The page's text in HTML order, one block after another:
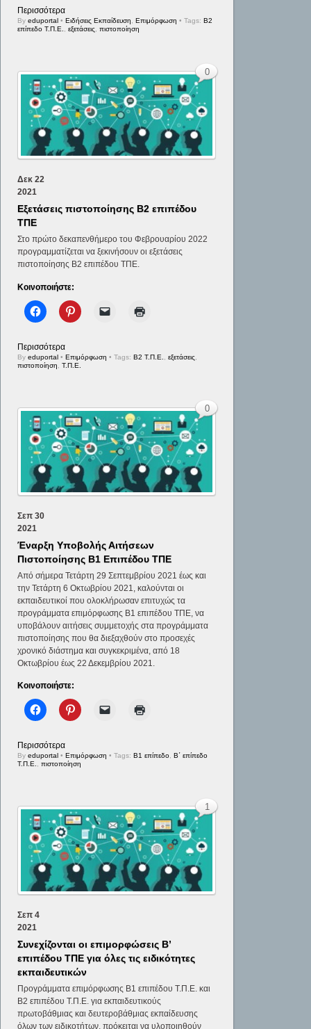
Περισσότερα
Byeduportal • Ειδήσεις Εκπαίδευση ,Επιμόρφωση • Tags:Β2
επίπεδο Τ.Π.Ε.
,εξετάσεις ,πιστοποίηση
Δεκ 22
2021
Εξετάσεις πιστοποίησης Β2 επιπέδου
ΤΠΕ
Στο πρώτο δεκαπενθήμερο του Φεβρουαρίου 2022
προγραμματίζεται να ξεκινήσουν οι εξετάσεις
πιστοποίησης Β2 επιπέδου ΤΠΕ.
Κοινοποιήστε:
Περισσότερα
Byeduportal • Επιμόρφωση
0
• Tags:Β2 Τ.Π.Ε. ,εξετάσεις
πιστοποίηση
,Τ.Π.Ε.
Σεπ 30
2021
Έναρξη Υποβολής Αιτήσεων
Πιστοποίησης Β1 Επιπέδου ΤΠΕ
Από σήμερα Τετάρτη 29 Σεπτεμβρίου 2021 έως και
την Τετάρτη 6 Οκτωβρίου 2021, καλούνται οι
εκπαιδευτικοί που ολοκλήρωσαν επιτυχώς τα
προγράμματα επιμόρφωσης Β1 επιπέδου ΤΠΕ, να
υποβάλουν αιτήσεις συμμετοχής στα προγράμματα
πιστοποίησης που θα διεξαχθούν στο προσεχές
χρονικό διάστημα και συγκεκριμένα, από 18
Οκτωβρίου έως 22 Δεκεμβρίου 2021.
Κοινοποιήστε:
Περισσότερα
Byeduportal • Επιμόρφωση
0
• Tags: Β1 επίπεδο, Β΄ επίπεδο
Τ.Π.Ε.,πιστοποίηση
Σεπ 4
2021
Συνεχίζονται οι επιμορφώσεις Β’
επιπέδου ΤΠΕ για όλες τις ειδικότητες
εκπαιδευτικών
Προγράμματα επιμόρφωσης Β1 επιπέδου Τ.Π.Ε. και
Β2 επιπέδου Τ.Π.Ε. για εκπαιδευτικούς
πρωτοβάθμιας και δευτεροβάθμιας εκπαίδευσης
όλων των ειδικοτήτων, πρόκειται να υλοποιηθούν
1